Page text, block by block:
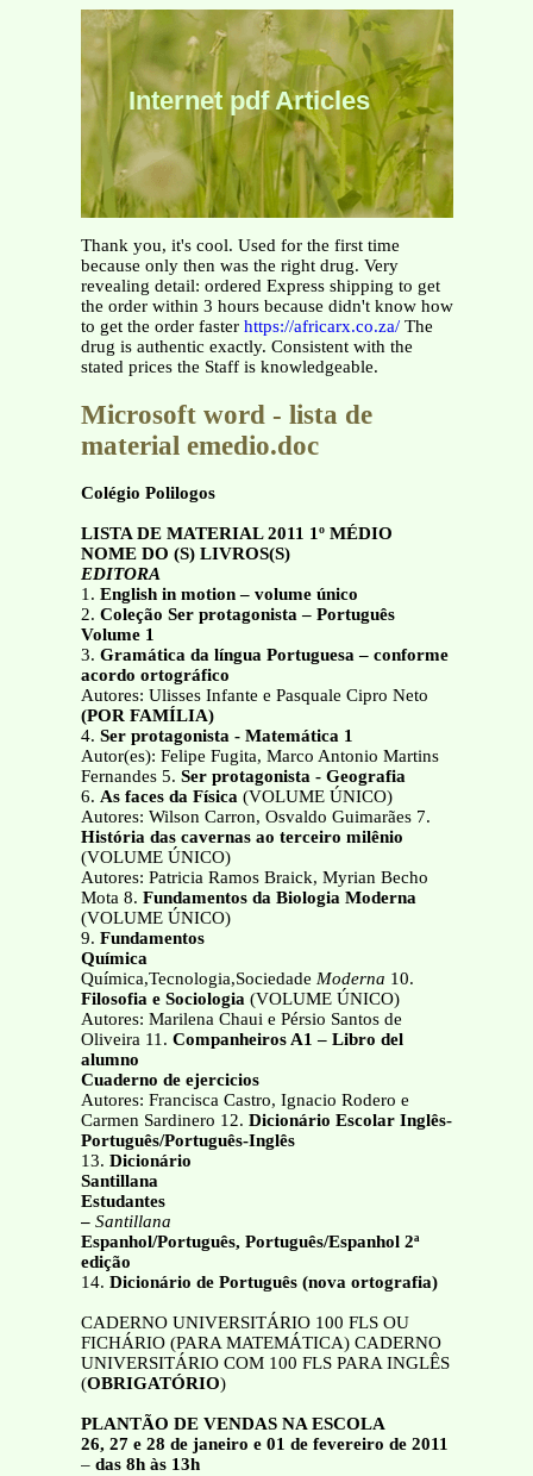
Internet pdf Articles
Thank you, it's cool. Used for the first time
because only then was the right drug. Very
revealing detail: ordered Express shipping to get
the order within 3 hours because didn't know how
to get the order faster https://africarx.co.za/The
drug is authentic exactly. Consistent with the
stated prices the Staff is knowledgeable.
Microsoft word - lista de
material emedio.doc
Colégio Polilogos
LISTA DE MATERIAL 2011 1º MÉDIO
NOME DO (S) LIVROS(S)
EDITORA
1. English in motion – volume único
2. Coleção Ser protagonista – Português
Volume 1
3. Gramática da língua Portuguesa – conforme
acordo ortográfico
Autores: Ulisses Infante e Pasquale Cipro Neto
(POR FAMÍLIA)
4. Ser protagonista - Matemática 1
Autor(es): Felipe Fugita, Marco Antonio Martins
Fernandes 5. Ser protagonista - Geografia
6. As faces da Física(VOLUME ÚNICO)
Autores: Wilson Carron, Osvaldo Guimarães 7.
História das cavernas ao terceiro milênio
(VOLUME ÚNICO)
Autores: Patricia Ramos Braick, Myrian Becho
Mota 8. Fundamentos da Biologia Moderna
(VOLUME ÚNICO)
9. Fundamentos
Química
Química,Tecnologia,Sociedade Moderna 10.
Filosofia e Sociologia(VOLUME ÚNICO)
Autores: Marilena Chaui e Pérsio Santos de
Oliveira 11. Companheiros A1 – Libro del
alumno
Cuaderno de ejercicios
Autores: Francisca Castro, Ignacio Rodero e
Carmen Sardinero 12. Dicionário Escolar Inglês-
Português/Português-Inglês
13. Dicionário
Santillana
Estudantes
– Santillana
Espanhol/Português, Português/Espanhol 2ª
edição
14. Dicionário de Português (nova ortografia)
CADERNO UNIVERSITÁRIO 100 FLS OU
FICHÁRIO (PARA MATEMÁTICA) CADERNO
UNIVERSITÁRIO COM 100 FLS PARA INGLÊS
(OBRIGATÓRIO)
PLANTÃO DE VENDAS NA ESCOLA
26, 27 e 28 de janeiro e 01 de fevereiro de 2011
– das 8h às 13h